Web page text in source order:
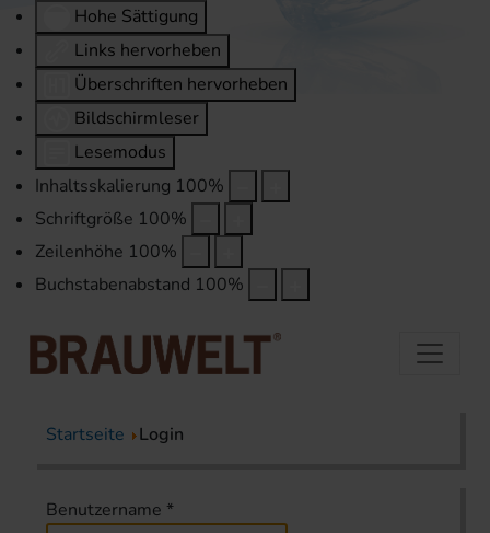
Hohe Sättigung
Links hervorheben
Überschriften hervorheben
Bildschirmleser
Lesemodus
Inhaltsskalierung 100%
Schriftgröße 100%
Zeilenhöhe 100%
Buchstabenabstand 100%
Startseite Login
Benutzername *